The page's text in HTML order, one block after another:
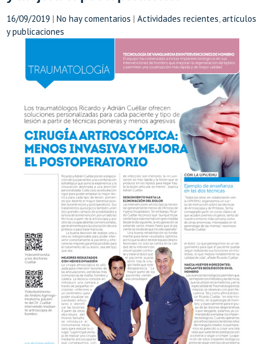
16/09/2019 |No hay comentarios |Actividades recientes,artículos
y publicaciones